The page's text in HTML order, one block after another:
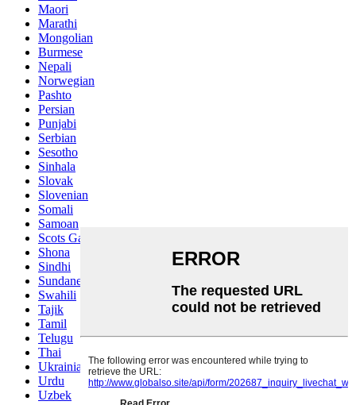
Maori
Marathi
Mongolian
Burmese
Nepali
Norwegian
Pashto
Persian
Punjabi
Serbian
Sesotho
Sinhala
Slovak
Slovenian
Somali
Samoan
Scots Gaelic
Shona
Sindhi
Sundanese
Swahili
Tajik
Tamil
Telugu
Thai
Ukrainian
Urdu
Uzbek